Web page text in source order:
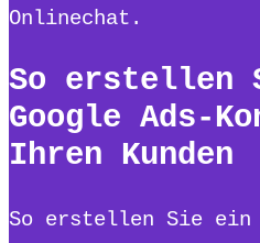
Onlinechat.
So erstellen
Google Ads-
Ihren Kunden
So erstellen Sie ein